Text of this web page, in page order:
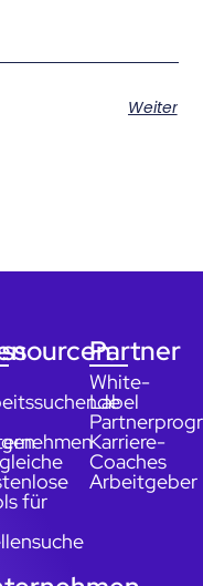
Weiter
für
Partner
White-
Label
Karriere-
Coaches
Arbeitgeber